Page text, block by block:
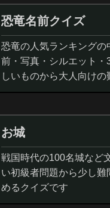
恐竜名前クイズ
恐竜の人気ランキング
前・写真・シルエット・
しいものから大人向け
ノサウルス,スピノサウ
お城
戦国時代の100名城など
い初級者問題から少し
めるクイズです